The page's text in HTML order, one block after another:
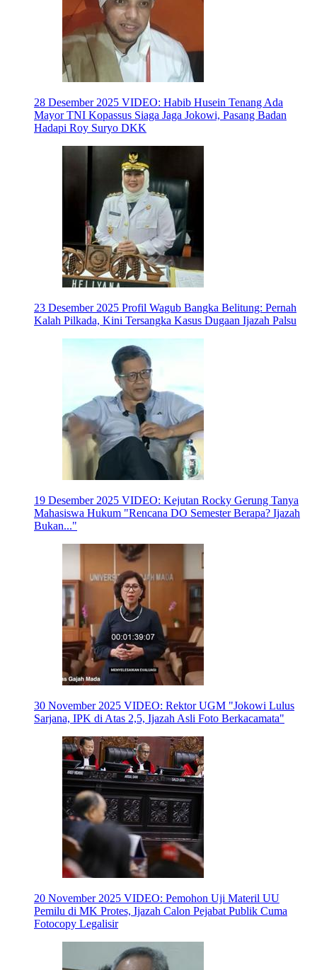
28 Desember 2025 VIDEO: Habib Husein Tenang Ada
Mayor TNI Kopassus Siaga Jaga Jokowi, Pasang Badan
Hadapi Roy Suryo DKK
23 Desember 2025 Profil Wagub Bangka Belitung: Pernah
Kalah Pilkada, Kini Tersangka Kasus Dugaan Ijazah Palsu
19 Desember 2025 VIDEO: Kejutan Rocky Gerung Tanya
Mahasiswa Hukum "Rencana DO Semester Berapa? Ijazah
Bukan..."
30 November 2025 VIDEO: Rektor UGM "Jokowi Lulus
Sarjana, IPK di Atas 2,5, Ijazah Asli Foto Berkacamata"
20 November 2025 VIDEO: Pemohon Uji Materil UU
Pemilu di MK Protes, Ijazah Calon Pejabat Publik Cuma
Fotocopy Legalisir